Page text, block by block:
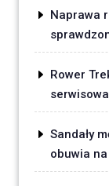
Naprawa
Rower
Sandały
obuwia